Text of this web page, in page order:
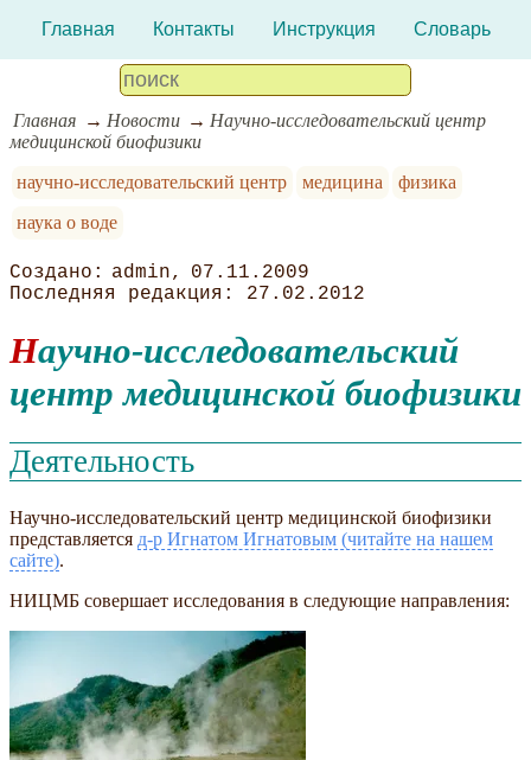
Главная Контакты Инструкция Словарь
Главная Новости
Научно-исследовательский центр
медицинской биофизики
научно-исследовательский центр
медицина
физика
наука о воде
admin
07.11.2009
27.02.2012
Научно-исследовательский
центр медицинской биофизики
Деятельность
Научно-исследовательский центр медицинской биофизики
представляется д-р Игнатом Игнатовым (читайте на нашем
сайте).
НИЦМБ совершает исследования в следующие направления: